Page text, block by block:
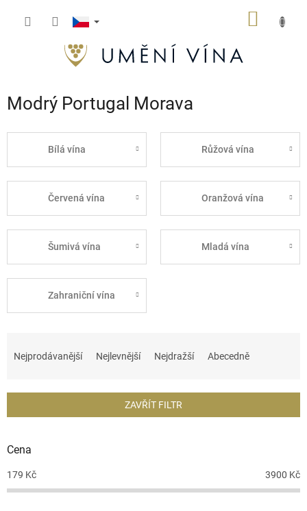
Modrý Portugal Morava
Bílá vína Růžová vína
Červená vína Oranžová vína
Šumivá vína Mladá vína
Zahraniční vína
í
r
d
u
Nejprodávanější Nejlevnější Nejdražší Abecedně
ZAVŘÍT FILTR
Cena
179 Kč 3900 Kč